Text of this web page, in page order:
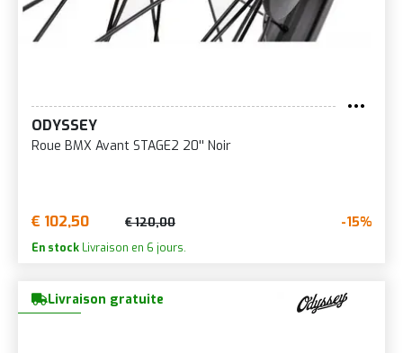
ODYSSEY
Roue BMX Avant STAGE2 20'' Noir
€ 102,50 € 120,00 -15%
En stock Livraison en 6 jours.
Livraison gratuite